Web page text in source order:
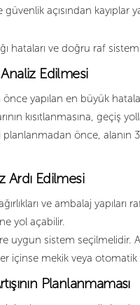
açısından kayıplar
hataları ve doğru raf
Edilmesi
yapılan en büyük
kısıtlanmasına, geçiş
planlanmadan önce,
Edilmesi
ve ambalaj
yol açabilir.
uygun sistem
içinse mekik veya
Planlanmaması